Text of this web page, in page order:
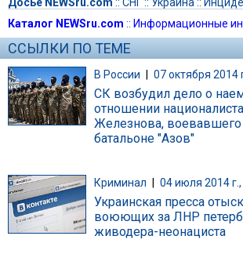
Каталог NEWSru.com :: Информационные
ССЫЛКИ ПО ТЕМЕ
В России | 07 октября 2014
СК возбудил дело о
отношении
Железнова, воевавшего
батальоне "Азов"
Криминал 04 июля 2014 г.,
Украинская пресса
воюющих за ЛНР
живодера-неонациста